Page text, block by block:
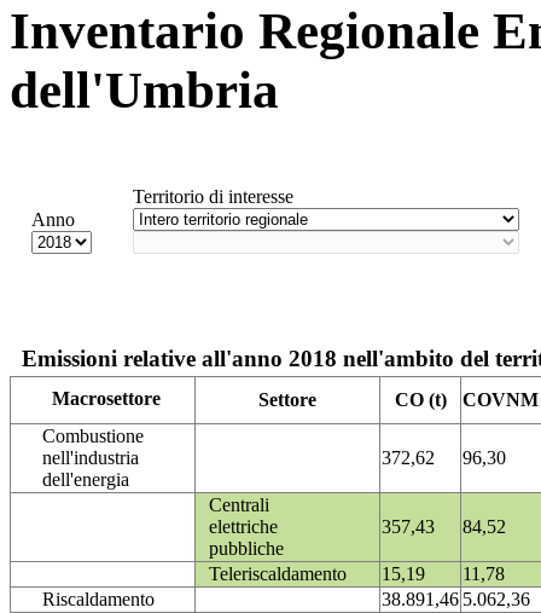
Inventario Regionale
dell'Umbria
Anno
Territorio di interesse
Emissioni relative all'anno 2018 nell'ambito del
Macrosettore Settore CO (t)
COVNM
Combustione
nell'industria
dell'energia
372,62 96,30
Centrali
elettriche
pubbliche
357,43 84,52
Teleriscaldamento 15,19
11,78
Riscaldamento
38.891,46 5.062,36